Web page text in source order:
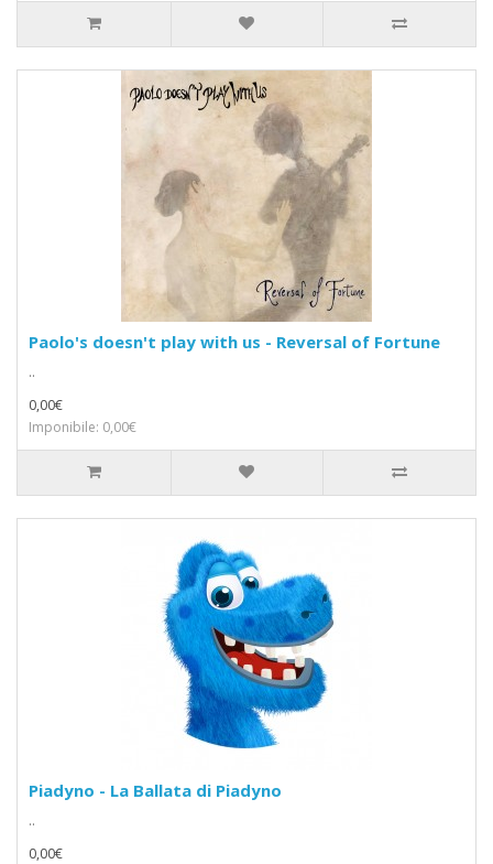
Paolo's doesn't play with us - Reversal of Fortune
..
0,00€
Imponibile: 0,00€
Piadyno - La Ballata di Piadyno
..
0,00€